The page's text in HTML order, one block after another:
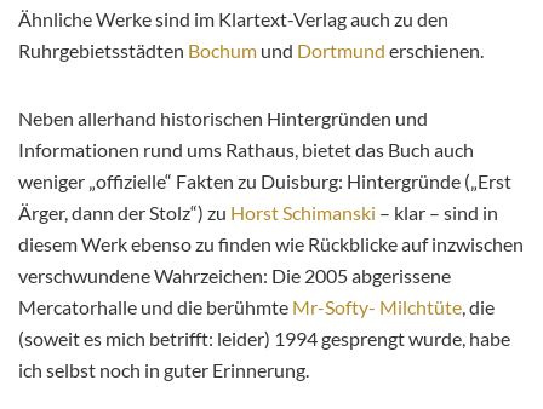
Ähnliche Werke sind im Klartext-Verlag auch zu den
Ruhrgebietsstädten Bochum und Dortmund erschienen.
Neben allerhand historischen Hintergründen und
Informationen rund ums Rathaus, bietet das Buch auch
weniger „offizielle“ Fakten zu Duisburg: Hintergründe („Erst
Ärger, dann der Stolz“) zu Horst Schimanski – klar – sind in
diesem Werk ebenso zu finden wie Rückblicke auf inzwischen
verschwundene Wahrzeichen: Die 2005 abgerissene
Mercatorhalle und die berühmte Mr-Softy- Milchtüte, die
(soweit es mich betrifft: leider) 1994 gesprengt wurde, habe
ich selbst noch in guter Erinnerung.